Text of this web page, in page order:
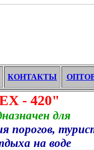
КОНТАКТЫ
для
порогов,